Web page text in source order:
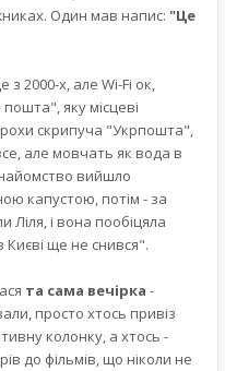
Один мав напис: "Це
2000-х, але Wi-Fi ок,
яку місцеві
скрипуча "Укрпошта",
але мовчать як вода в
вийшло
капустою, потім - за
Ліля, і вона пообіцяла
ще не снився".
та сама вечірка -
просто хтось привіз
колонку, а хтось -
до фільмів, що ніколи не